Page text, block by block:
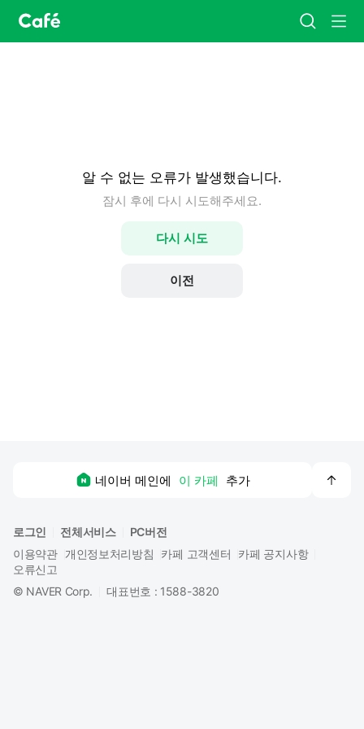
카
페
홈
검
색
메
뉴
알 수 없는 오류가 발생했습니다.
잠시 후에 다시 시도해주세요.
다시 시도
이전
네이버 메인에 이 카페 추가
로그인
전체서비스
PC버전
이용약관 개인정보처리방침 카페 고객센터
카페 공지사항
오류신고
© NAVER Corp. 대표번호 : 1588-3820